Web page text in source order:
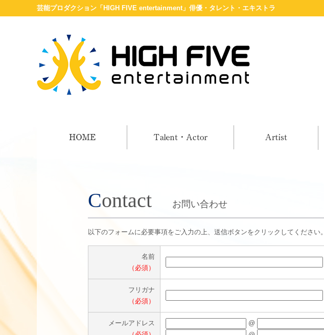
芸能プロダクション「HIGH FIVE entertainment」俳優・タレント・エキストラ
Contact お問い合わせ
以下のフォームに必要事項をご入力の上、送信ボタンをクリックしてください。
名前
（必須）
フリガナ
（必須）
メールアドレス
@